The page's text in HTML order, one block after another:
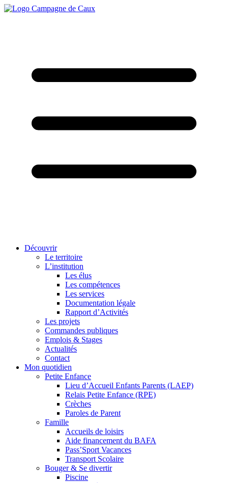
Découvrir
Le territoire
L’institution
Les élus
Les compétences
Les services
Documentation légale
Rapport d’Activités
Les projets
Commandes publiques
Emplois & Stages
Actualités
Contact
Mon quotidien
Petite Enfance
Lieu d’Accueil Enfants Parents (LAEP)
Relais Petite Enfance (RPE)
Crèches
Paroles de Parent
Famille
Accueils de loisirs
Aide financement du BAFA
Pass’Sport Vacances
Transport Scolaire
Bouger & Se divertir
Piscine